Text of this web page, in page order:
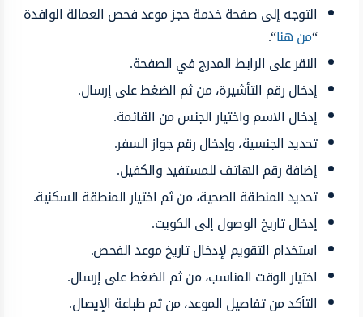
التوجه إلى صفحة خدمة حجز موعد فحص العمالة الوافدة
“من هنا“.
النقر على الرابط المدرج في الصفحة.
إدخال رقم التأشيرة، من ثم الضغط على إرسال.
إدخال الاسم واختيار الجنس من القائمة.
تحديد الجنسية، وإدخال رقم جواز السفر.
إضافة رقم الهاتف للمستفيد والكفيل.
تحديد المنطقة الصحية، من ثم اختيار المنطقة السكنية.
إدخال تاريخ الوصول إلى الكويت.
استخدام التقويم لإدخال تاريخ موعد الفحص.
اختيار الوقت المناسب، من ثم الضغط على إرسال.
التأكد من تفاصيل الموعد، من ثم طباعة الإيصال.